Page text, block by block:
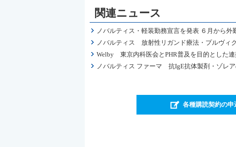
関連ニュース
ノバルティス・軽装勤務宣言を発表 ６月から
ノバルティス 放射性リガンド療法・プルヴ
Welby 東京内科医会とPHR普及を目的とした
ノバルティス ファーマ 抗IgE抗体製剤・ゾレ
各種購読契約の申